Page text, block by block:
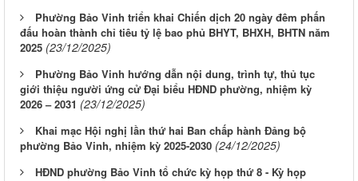
Phường Bảo Vinh triển khai Chiến dịch 20 ngày đêm phấn
đấu hoàn thành chỉ tiêu tỷ lệ bao phủ BHYT, BHXH, BHTN năm
2025 (23/12/2025)
Phường Bảo Vinh hướng dẫn nội dung, trình tự, thủ tục
giới thiệu người ứng cử Đại biểu HĐND phường, nhiệm kỳ
2026 – 2031 (23/12/2025)
Khai mạc Hội nghị lần thứ hai Ban chấp hành Đảng bộ
phường Bảo Vinh, nhiệm kỳ 2025-2030 (24/12/2025)
HĐND phường Bảo Vinh tổ chức kỳ họp thứ 8 - Kỳ họp